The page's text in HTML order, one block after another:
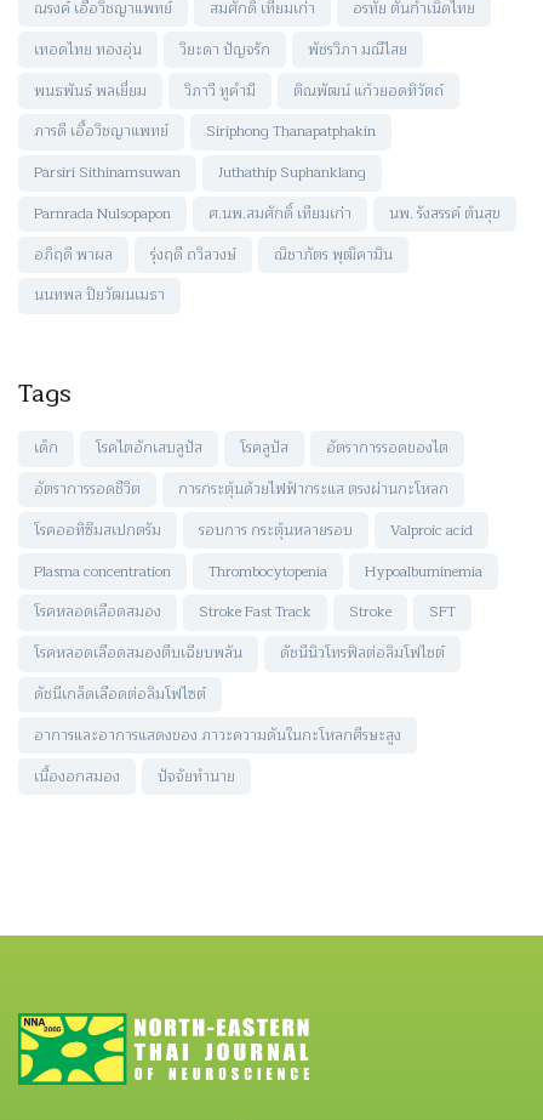
ณรงค์ เอื้อวิชญาแพทย์
สมศักดิ์ เทียมเก่า
อรทัย ตันกำเนิดไทย
เทอดไทย ทองอุ่น
วิยะดา ปัญจรัก
พัชรวิภา มณีไสย
พนธพันธ์ พลเยี่ยม
วิภาวี ทูคำมี
ติณพัฒน์ แก้วยอดทิวัตถ์
ภารดี เอื้อวิชญาแพทย์
Siriphong Thanapatphakin
Parsiri Sithinamsuwan
Juthathip Suphanklang
Parnrada Nulsopapon
ศ.นพ.สมศักดิ์ เทียมเก่า
นพ. รังสรรค์ ต้นสุข
อภิฤดี พาผล
รุ่งฤดี ถวิลวงษ์
ณิชาภัตร พุฒิคามิน
นนทพล ปิยวัฒนเมธา
Tags
เด็ก โรคไตอักเสบลูปัส โรคลูปัส
อัตราการรอดของไต
อัตราการรอดชีวิต
การกระตุ้นด้วยไฟฟ้ากระแส ตรงผ่านกะโหลก
โรคออทิซึมสเปกตรัม
รอบการ กระตุ้นหลายรอบ
Valproic acid
Plasma concentration
Thrombocytopenia
Hypoalbuminemia
โรคหลอดเลือดสมอง
Stroke Fast Track Stroke
SFT
โรคหลอดเลือดสมองตีบเฉียบพลัน
ดัชนีนิวโทรฟิลต่อลิมโฟไชต์
ดัชนีเกล็ดเลือดต่อลิมโฟไซต์
อาการและอาการแสดงของ ภาวะความดันในกะโหลกศีรษะสูง
เนื้องอกสมอง
ปัจจัยทำนาย